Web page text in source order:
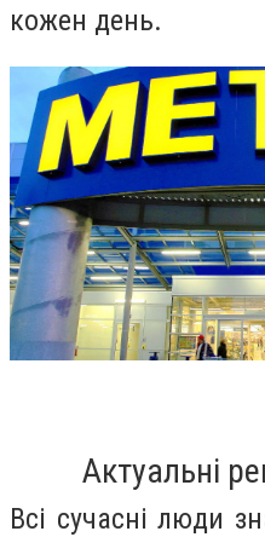
кожен день.
Актуальні
Всі сучасні люди